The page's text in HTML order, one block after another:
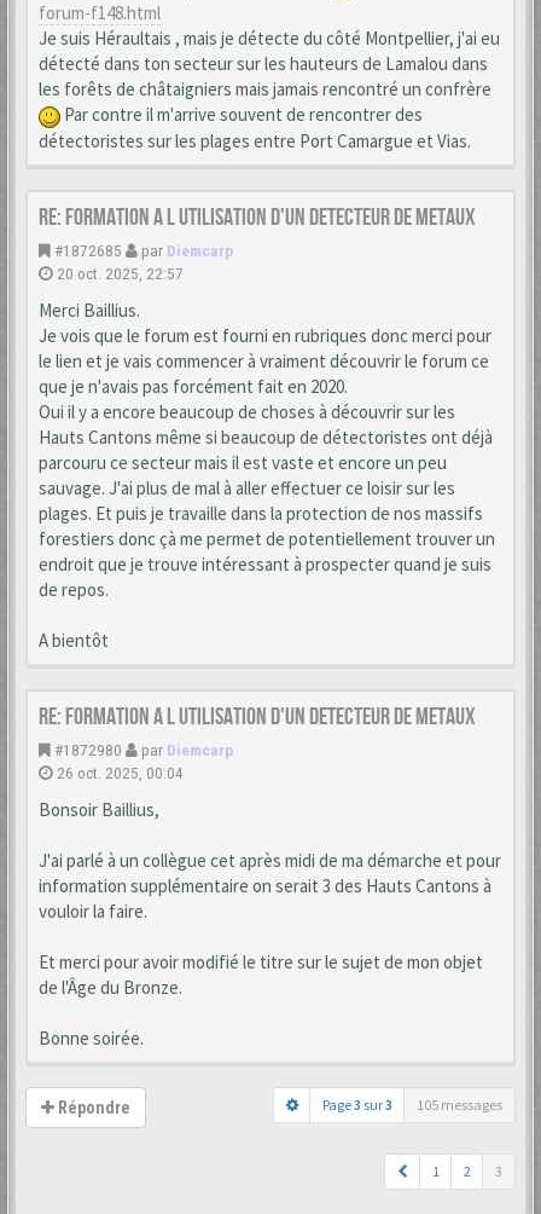
forum-f148.html
Je suis Héraultais , mais je détecte du côté Montpellier, j'ai eu
détecté dans ton secteur sur les hauteurs de Lamalou dans
les forêts de châtaigniers mais jamais rencontré un confrère
Par contre il m'arrive souvent de rencontrer des
détectoristes sur les plages entre Port Camargue et Vias.
Re: formation a l utilisation d'un detecteur de metaux
#1872685 par Diemcarp
20 oct. 2025, 22:57
Merci Baillius.
Je vois que le forum est fourni en rubriques donc merci pour
le lien et je vais commencer à vraiment découvrir le forum ce
que je n'avais pas forcément fait en 2020.
Oui il y a encore beaucoup de choses à découvrir sur les
Hauts Cantons même si beaucoup de détectoristes ont déjà
parcouru ce secteur mais il est vaste et encore un peu
sauvage. J'ai plus de mal à aller effectuer ce loisir sur les
plages. Et puis je travaille dans la protection de nos massifs
forestiers donc çà me permet de potentiellement trouver un
endroit que je trouve intéressant à prospecter quand je suis
de repos.
A bientôt
Re: formation a l utilisation d'un detecteur de metaux
#1872980 par Diemcarp
26 oct. 2025, 00:04
Bonsoir Baillius,
J'ai parlé à un collègue cet après midi de ma démarche et pour
information supplémentaire on serait 3 des Hauts Cantons à
vouloir la faire.
Et merci pour avoir modifié le titre sur le sujet de mon objet
de l'Âge du Bronze.
Bonne soirée.
Répondre Page3 sur3 105 messages
1 2 3